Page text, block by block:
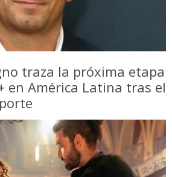
traza la próxima etapa
en América Latina tras el